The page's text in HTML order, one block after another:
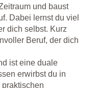
und baust
Dabei lernst du viel
dich selbst. Kurz
Beruf, der dich
ist eine duale
erwirbst du in